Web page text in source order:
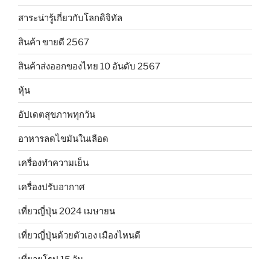
สาระน่ารู้เกี่ยวกับโลกดิจิทัล
สินค้า ขายดี 2567
สินค้าส่งออกของไทย 10 อันดับ 2567
หุ้น
อัปเดตสุขภาพทุกวัน
อาหารลดไขมันในเลือด
เครื่องทำความเย็น
เครื่องปรับอากาศ
เที่ยวญี่ปุ่น 2024 เมษายน
เที่ยวญี่ปุ่นด้วยตัวเอง เมืองไหนดี